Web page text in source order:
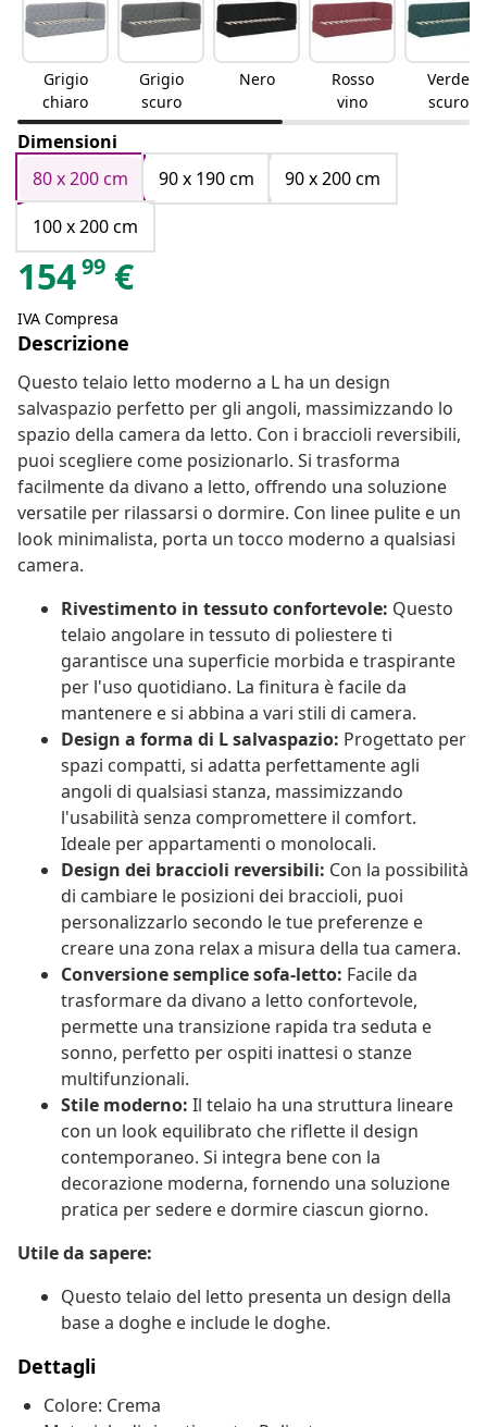
Grigio
chiaro
Grigio
scuro
Nero
Rosso
vino
Verde
scuro
Dimensioni
80 x 200 cm
90 x 190 cm
90 x 200 cm
100 x 200 cm
15499 €
IVA Compresa
Descrizione
Questo telaio letto moderno a L ha un design
salvaspazio perfetto per gli angoli, massimizzando lo
spazio della camera da letto. Con i braccioli reversibili,
puoi scegliere come posizionarlo. Si trasforma
facilmente da divano a letto, offrendo una soluzione
versatile per rilassarsi o dormire. Con linee pulite e un
look minimalista, porta un tocco moderno a qualsiasi
camera.
Rivestimento in tessuto confortevole: Questo
telaio angolare in tessuto di poliestere ti
garantisce una superficie morbida e traspirante
per l'uso quotidiano. La finitura è facile da
mantenere e si abbina a vari stili di camera.
Design a forma di L salvaspazio: Progettato per
spazi compatti, si adatta perfettamente agli
angoli di qualsiasi stanza, massimizzando
l'usabilità senza compromettere il comfort.
Ideale per appartamenti o monolocali.
Design dei braccioli reversibili: Con la possibilità
di cambiare le posizioni dei braccioli, puoi
personalizzarlo secondo le tue preferenze e
creare una zona relax a misura della tua camera.
Conversione semplice sofa-letto: Facile da
trasformare da divano a letto confortevole,
permette una transizione rapida tra seduta e
sonno, perfetto per ospiti inattesi o stanze
multifunzionali.
Stile moderno: Il telaio ha una struttura lineare
con un look equilibrato che riflette il design
contemporaneo. Si integra bene con la
decorazione moderna, fornendo una soluzione
pratica per sedere e dormire ciascun giorno.
Utile da sapere:
Questo telaio del letto presenta un design della
base a doghe e include le doghe.
Dettagli
Colore: Crema